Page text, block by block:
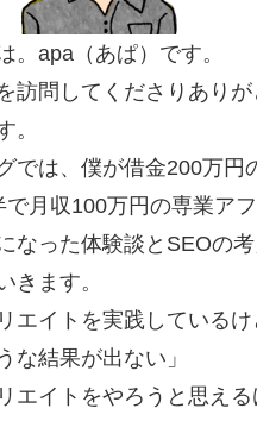
。apa（あぱ）です。
訪問してくださりありが
。
では、僕が借金200万円
で月収100万円の専業ア
なった体験談とSEOの
きます。
エイトを実践しているけ
な結果が出ない」
エイトをやろうと思える